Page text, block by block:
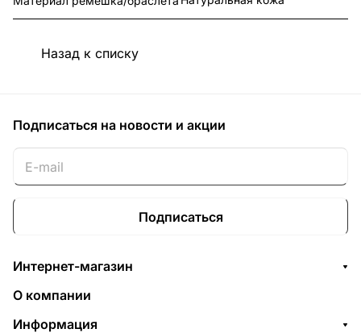
Назад к списку
Подписаться на новости и акции
Подписаться
Интернет-магазин
О компании
Информация